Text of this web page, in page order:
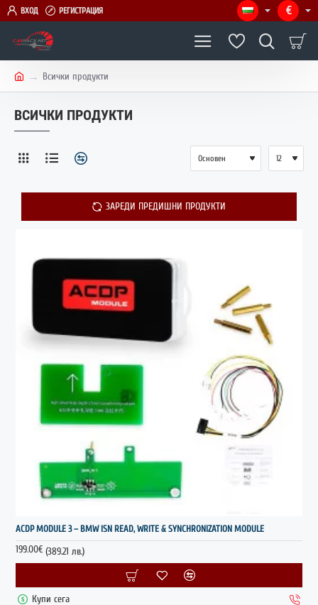
ВХОД РЕГИСТРАЦИЯ €
m
e
Всички продукти
ВСИЧКИ ПРОДУКТИ
ЗАРЕДИ ПРЕДИШНИ ПРОДУКТИ
ACDP MODULE 3 – BMW ISN READ, WRITE & SYNCHRONIZATION MODULE
199.00€(389.21 лв.)
Купи сега